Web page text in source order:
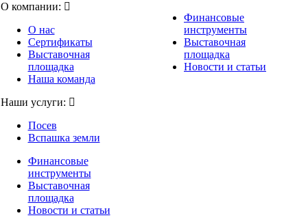
О компании:
О нас
Сертификаты
Выставочная
площадка
Наша команда
Наши услуги:
Посев
Вспашка земли
Финансовые
инструменты
Выставочная
площадка
Новости и статьи
Финансовые
инструменты
Выставочная
площадка
Новости и статьи